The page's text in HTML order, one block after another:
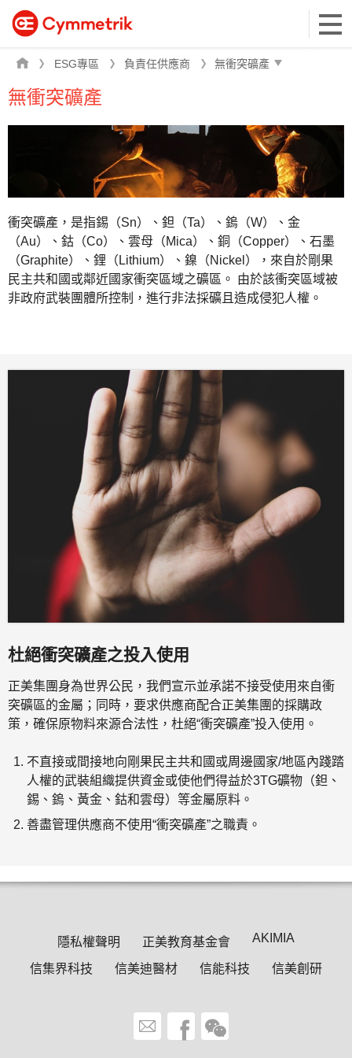
ESG專區 負責任供應商
無衝突礦產
衝突礦產，是指錫（Sn）、鉭（Ta）、鎢（W）、金
（Au）、鈷（Co）、雲母（Mica）、銅（Copper）、石墨
（Graphite）、鋰（Lithium）、鎳（Nickel）
，來自於剛果
民主共和國或鄰近國家衝突區域之礦區。 由於該衝突區域被
非政府武裝團體所控制，進行非法採礦且造成侵犯人權。
杜絕衝突礦產之投入使用
正美集團身為世界公民，我們宣示並承諾不接受使用來自衝
突礦區的金屬；同時，要求供應商配合正美集團的採購政
策，確保原物料來源合法性，杜絕“衝突礦產”投入使用。
不直接或間接地向剛果民主共和國或周邊國家/地區內踐踏
人權的武裝組織提供資金或使他們得益於3TG礦物（鉭、
錫、鎢、黃金、鈷和雲母）等金屬原料。
善盡管理供應商不使用“衝突礦產”之職責。
隱私權聲明 正美教育基金會 AKIMIA
信集界科技 信美迪醫材 信能科技 信美創研